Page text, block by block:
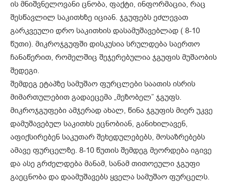
ის მნიშვნელოვანი ცნობა, ფაქტი, ინფორმაცია, რაც
შესწავლილ საკითხზე იციან. ჯგუფებს ეძლევათ
გარკვეული დრო საკითხის დასამუშავებლად ( 8-10
წუთი). მიკროჯგუფში დისკუსია სრულდება საერთო
ჩანაწერით, რომელშიც შეჯერებულია ჯგუფის მუშაობის
შედეგი.
შემდეგ ეტაპზე სამუშაო ფურცლები საათის ისრის
მიმართულებით გადაეცემა „მეზობელ” ჯგუფს.
მიკროჯგუფები ამჯერად ახალ, წინა ჯგუფის მიერ უკვე
დამუშავებულ საკითხს ეცნობიან, განიხილავენ,
აფიქსირებენ საკუთარ შეხედულებებს, მოსაზრებებს
ამავე ფურცელზე. 8-10 წუთის შემდეგ მეორდება იგივე
და ასე გრძელდება მანამ, სანამ თითოეული ჯგუფი
გაეცნობა და დაამუშავებს ყველა სამუშაო ფურცელს.